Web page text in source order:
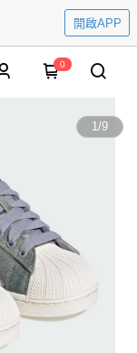
開啟APP
0
1/9